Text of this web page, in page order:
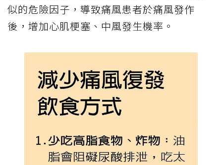
似的危險因子，導致痛風患者於痛風發作
後，增加心肌梗塞、中風發生機率。